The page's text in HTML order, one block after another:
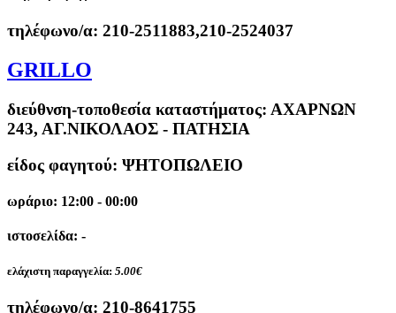
τηλέφωνο/α: 210-2511883,210-2524037
GRILLO
διεύθνση-τοποθεσία καταστήματος: ΑΧΑΡΝΩΝ
243, ΑΓ.ΝΙΚΟΛΑΟΣ - ΠΑΤΗΣΙΑ
είδος φαγητού: ΨΗΤΟΠΩΛΕΙΟ
ωράριο: 12:00 - 00:00
ιστοσελίδα: -
ελάχιστη παραγγελία: 5.00€
τηλέφωνο/α: 210-8641755